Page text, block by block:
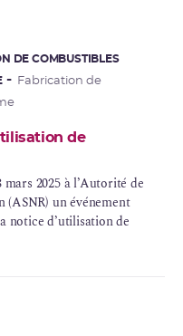
DE COMBUSTIBLES
Fabrication de
de
mars 2025 à l’Autorité de
(ASNR) unévénement
notice d’utilisation de